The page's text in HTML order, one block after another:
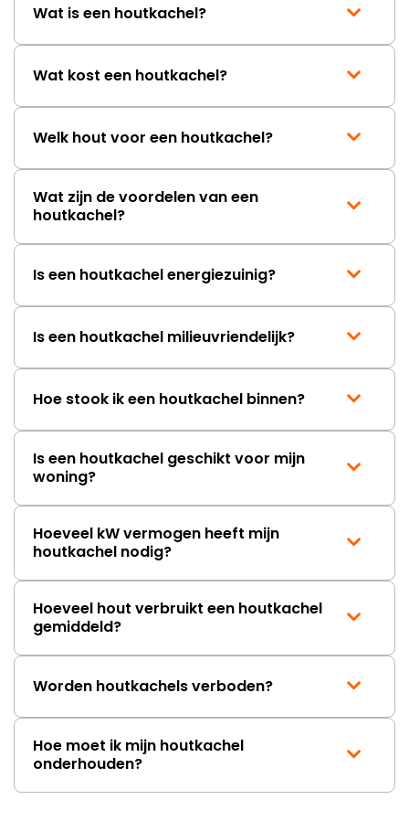
Wat is een houtkachel?
Wat kost een houtkachel?
Welk hout voor een houtkachel?
Wat zijn de voordelen van een
houtkachel?
Is een houtkachel energiezuinig?
Is een houtkachel milieuvriendelijk?
Hoe stook ik een houtkachel binnen?
Is een houtkachel geschikt voor mijn
woning?
Hoeveel kW vermogen heeft mijn
houtkachel nodig?
Hoeveel hout verbruikt een houtkachel
gemiddeld?
Worden houtkachels verboden?
Hoe moet ik mijn houtkachel
onderhouden?